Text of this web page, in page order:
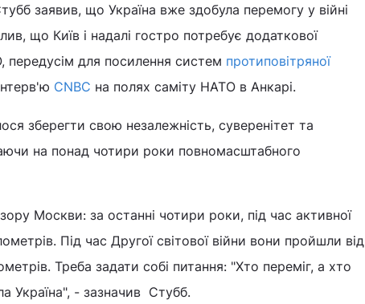
заявив, що Україна вже здобула перемогу у війні
що Київ і надалі гостро потребує додаткової
передусім для посилення систем протиповітряної
CNBC на полях саміту НАТО в Анкарі.
зберегти свою незалежність, суверенітет та
на понад чотири роки повномасштабного
Москви: за останні чотири роки, під час активної
Під час Другої світової війни вони пройшли від
Треба задати собі питання: "Хто переміг, а хто
Україна", - зазначив Стубб.